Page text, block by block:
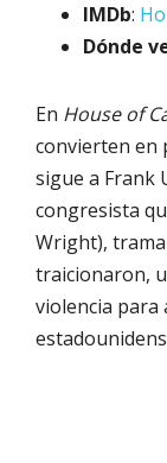
IMDb:
Dónde
En House of
convierten en
sigue a Frank
congresista
Wright),
traicionaron,
violencia para